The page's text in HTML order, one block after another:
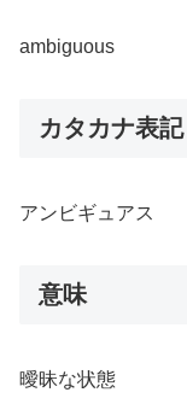
ambiguous
カタカナ表記
アンビギュアス
意味
曖昧な状態